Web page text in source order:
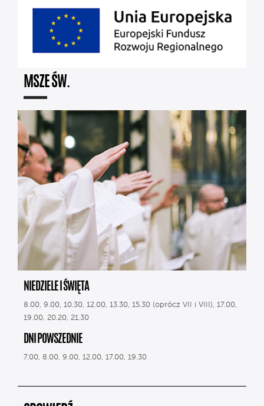
MSZE ŚW.
NIEDZIELE I ŚWIĘTA
8.00, 9.00, 10.30, 12.00, 13.30, 15.30 (oprócz VII i VIII), 17.00,
19.00, 20.20, 21.30
DNI POWSZEDNIE
7.00, 8.00, 9.00, 12.00, 17.00, 19.30